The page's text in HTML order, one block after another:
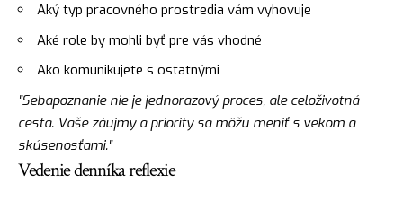
Aký typ pracovného prostredia vám vyhovuje
Aké role by mohli byť pre vás vhodné
Ako komunikujete s ostatnými
"Sebapoznanie nie je jednorazový proces, ale celoživotná
cesta. Vaše záujmy a priority sa môžu meniť s vekom a
skúsenosťami."
Vedenie denníka reflexie